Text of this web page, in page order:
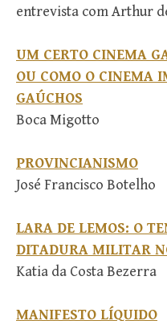
entrevista com Arthur
UM CERTO CINEMA
OU COMO O CINEMA
GAÚCHOS
Boca Migotto
PROVINCIANISMO
José Francisco Botelho
LARA DE LEMOS: O
DITADURA MILITAR
Katia da Costa Bezerra
MANIFESTO LÍQUIDO